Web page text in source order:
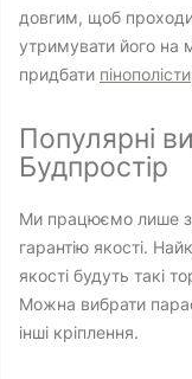
довгим, щоб
утримувати його на
придбати
Популярні
Будпростір
Ми працюємо лише з
гарантію якості.
якості будуть такі
Можна вибрати
інші кріплення.